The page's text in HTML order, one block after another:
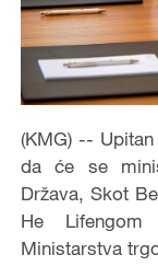
(KMG) --
da će se
Država, Skot
He
Ministarstva